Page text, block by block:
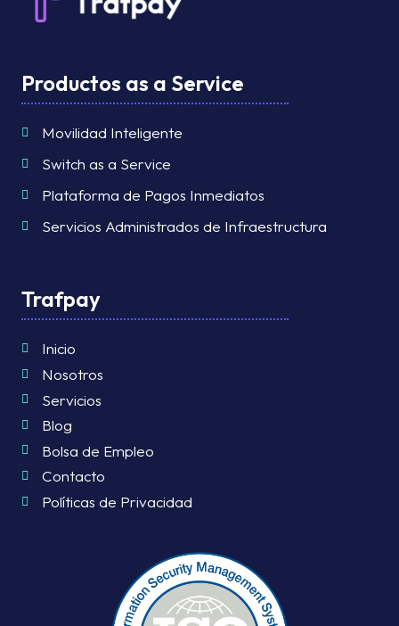
Productos as a Service
Movilidad Inteligente
Switch as a Service
Plataforma de Pagos Inmediatos
Servicios Administrados de Infraestructura
Trafpay
Inicio
Nosotros
Servicios
Blog
Bolsa de Empleo
Contacto
Políticas de Privacidad